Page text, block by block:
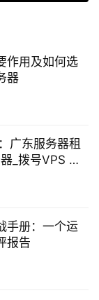
作用及如何选
器
广东服务器租
_拨号VPS 动
手册：一个运
报告